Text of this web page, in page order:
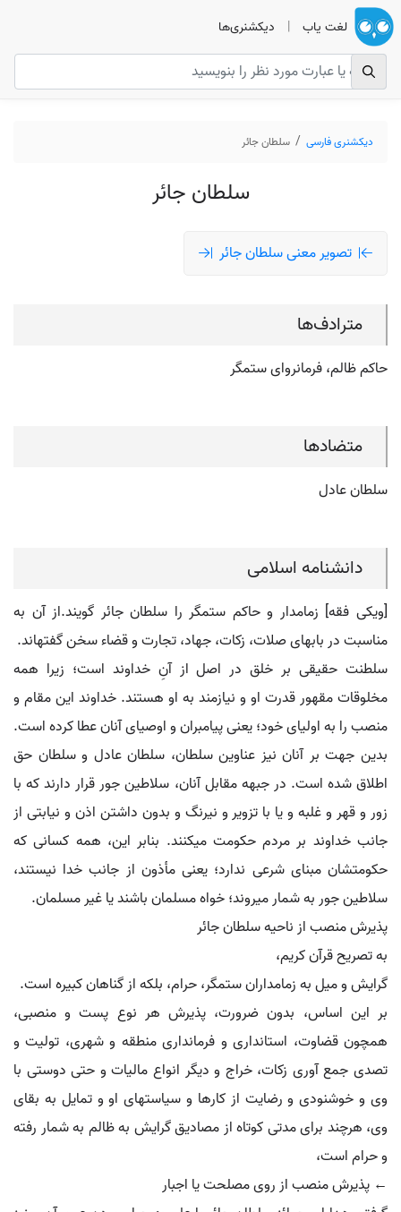
لغت یاب | دیکشنری‌ها
دیکشنری فارسی سلطان جائر
سلطان جائر
تصویر معنی سلطان جائر
مترادف‌ها
حاکم ظالم، فرمانروای ستمگر
متضادها
سلطان عادل
دانشنامه اسلامی
[ویکی فقه] زمامدار و حاکم ستمگر را سلطان جائر گویند.از آن به
مناسبت در بابهای صلات، زکات، جهاد، تجارت و قضاء سخن گفته‏اند.
سلطنت حقیقی بر خلق در اصل از آنِ خداوند است؛ زیرا همه
مخلوقات مقهور قدرت او و نیازمند به او هستند. خداوند این مقام و
منصب را به اولیای خود؛ یعنی پیامبران و اوصیای آنان عطا کرده است.
بدین جهت بر آنان نیز عناوین سلطان، سلطان عادل و سلطان حق
اطلاق شده است. در جبهه مقابل آنان، سلاطین جور قرار دارند که با
زور و قهر و غلبه و یا با تزویر و نیرنگ و بدون داشتن اذن و نیابتی از
جانب خداوند بر مردم حکومت می‏کنند. بنابر این، همه کسانی که
حکومتشان مبنای شرعی ندارد؛ یعنی مأذون از جانب خدا نیستند،
سلاطین جور به شمار می‏روند؛ خواه مسلمان باشند یا غیر مسلمان.
پذیرش منصب از ناحیه سلطان جائر
به تصریح قرآن کریم،
گرایش و میل به زمامداران ستمگر، حرام، بلکه از گناهان کبیره است.
بر این اساس، بدون ضرورت، پذیرش هر نوع پست و منصبی،
همچون قضاوت، استانداری و فرمانداری منطقه و شهری، تولیت و
تصدی جمع آوری زکات، خراج و دیگر انواع مالیات و حتی دوستی با
وی و خوشنودی و رضایت از کارها و سیاستهای او و تمایل به بقای
وی، هرچند برای مدتی کوتاه از مصادیق گرایش به ظالم به شمار رفته
و حرام است،
← پذیرش منصب از روی مصلحت یا اجبار